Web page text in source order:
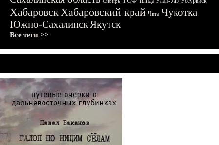
ХабаровскХабаровский край Чита Чукотка
Южно-СахалинскЯкутск
Все теги >>